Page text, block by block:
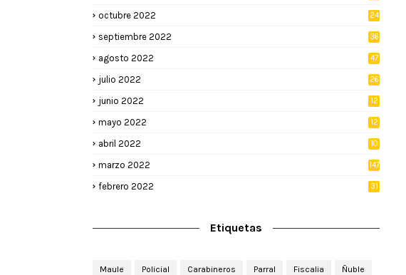
octubre 2022 24
septiembre 2022 36
agosto 2022 47
julio 2022 26
junio 2022
12
mayo 2022
12
abril 2022
10
marzo 2022 147
febrero 2022 31
Etiquetas
Maule Policial Carabineros Parral Fiscalia Ñuble